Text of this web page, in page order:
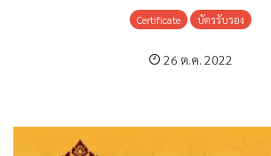
Certificate บัตรรับรอง
26 ต.ค. 2022